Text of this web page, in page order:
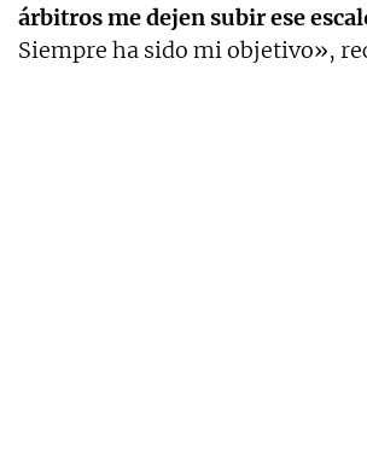
árbitros me dejen subir ese
Siempre ha sido mi objetivo»,